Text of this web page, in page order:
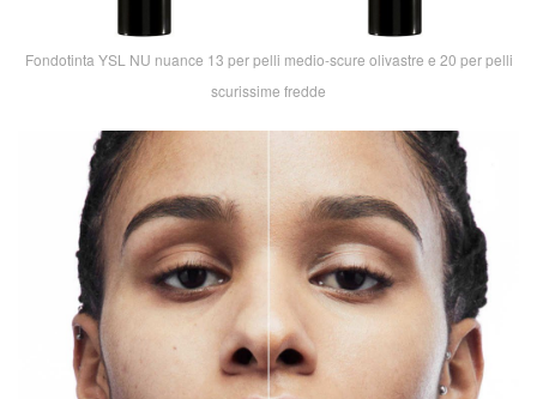
Fondotinta YSL NU nuance 13 per pelli medio-scure olivastre e 20 per pelli
scurissime fredde